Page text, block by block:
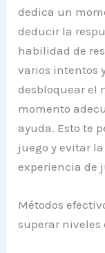
dedica un
deducir la
habilidad de
varios intentos
desbloquear el
momento
ayuda. Esto te
juego y evitar
experiencia de
Métodos
superar niveles